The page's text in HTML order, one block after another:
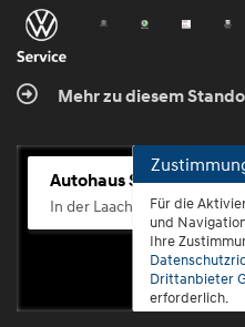
Mehr zu diesem
Autohaus Scherhag
In der Laach 76, 56072
Für die
und
Ihre
Drittanbieter
erforderlich.